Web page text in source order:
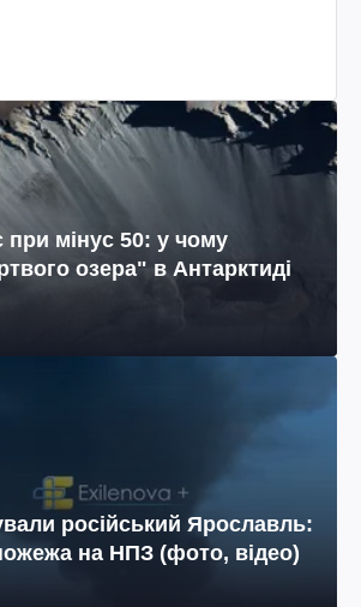
при мінус 50: у чому
озера" в Антарктиді
російський Ярославль:
на НПЗ (фото, відео)